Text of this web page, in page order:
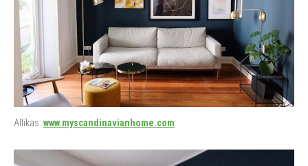
Allikas: www.myscandinavianhome.com